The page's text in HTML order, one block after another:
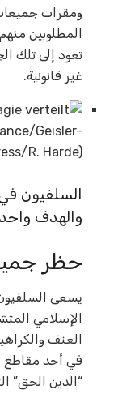
ومقرات
المطلوبين
تعود إلى تلك
غير قانونية.
السلفيون
والهدف واحد
حظر
يسعى
الإسلامي
العنف
في أحد مقاطع
“الدين الحق”